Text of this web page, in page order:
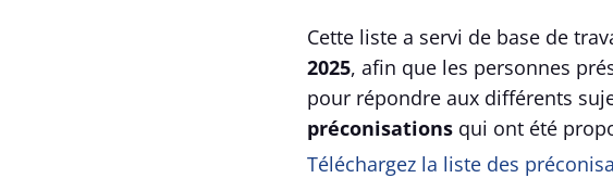
Cette liste a servi de base de
2025, afin que les personnes
pour répondre aux différents
préconisations qui ont été
Téléchargez la liste des